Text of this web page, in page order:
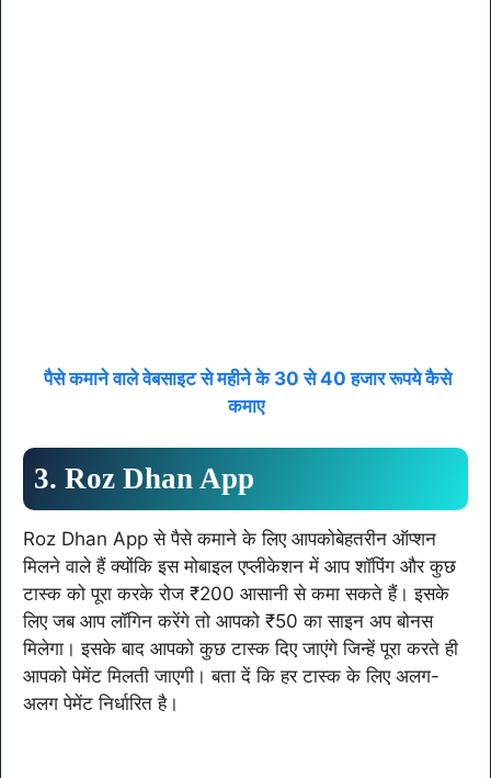
पैसे कमाने वाले वेबसाइट से महीने के 30 से 40 हजार रूपये कैसे
कमाए
3. Roz Dhan App
Roz Dhan App से पैसे कमाने के लिए आपकोबेहतरीन ऑप्शन
मिलने वाले हैं क्योंकि इस मोबाइल एप्लीकेशन में आप शॉपिंग और कुछ
टास्क को पूरा करके रोज ₹200 आसानी से कमा सकते हैं। इसके
लिए जब आप लॉगिन करेंगे तो आपको ₹50 का साइन अप बोनस
मिलेगा। इसके बाद आपको कुछ टास्क दिए जाएंगे जिन्हें पूरा करते ही
आपको पेमेंट मिलती जाएगी। बता दें कि हर टास्क के लिए अलग-
अलग पेमेंट निर्धारित है।